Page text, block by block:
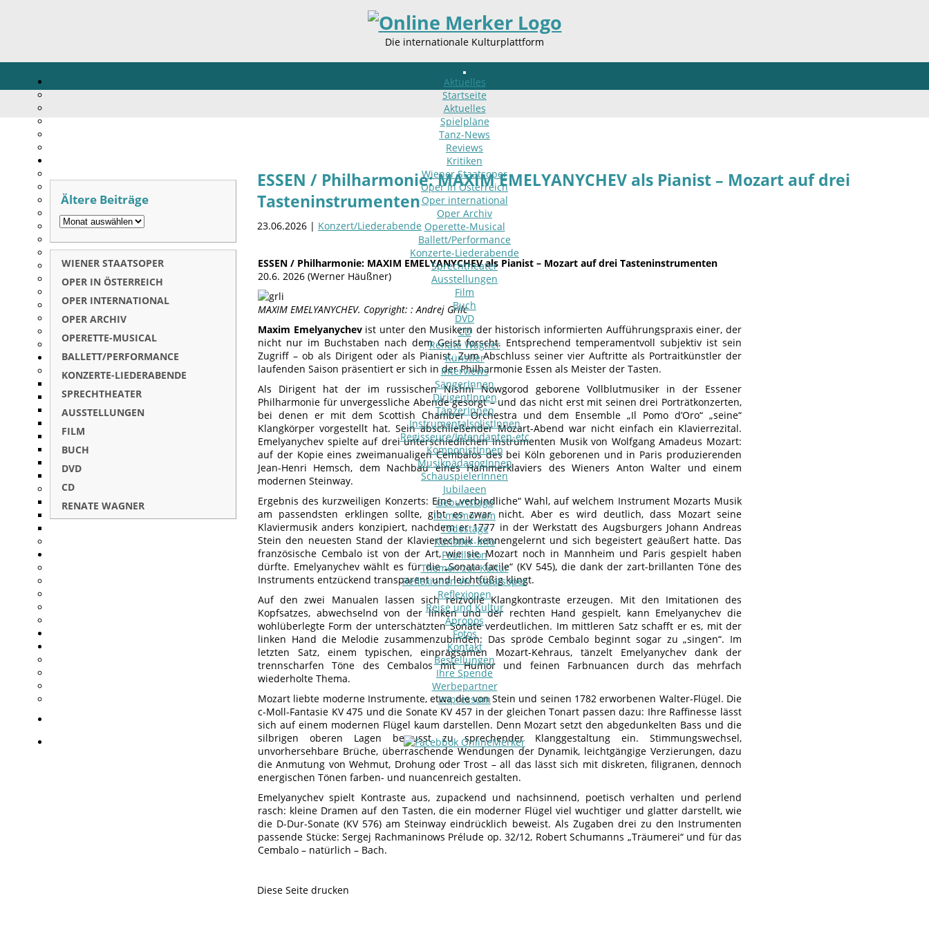
Die internationale Kulturplattform
Aktuelles
Startseite
Aktuelles
Spielpläne
Tanz-News
Reviews
Kritiken
Wiener Staatsoper
Oper in Österreich
Oper international
Oper Archiv
Operette-Musical
Ballett/Performance
Konzerte-Liederabende
Sprechtheater
Ausstellungen
Film
Buch
DVD
CD
Renate Wagner
Künstler
Interviews
SängerInnen
DirigentInnen
TänzerInnen
InstrumentalsolistInnen
Regisseure/Intendanten-etc
KomponistInnen
MusikpädagogInnen
SchauspielerInnen
Jubilaeen
Geburtstage
In memoriam
Todestage
Künstler-Info
Feuilleton
Themen zur Kultur
Reflexionen Wr. Staatsoper
Reflexionen
Reise und Kultur
Apropos
Fotos
Kontakt
Bestellungen
Ihre Spende
Werbepartner
Impressum
ESSEN / Philharmonie: MAXIM EMELYANYCHEV als Pianist – Mozart auf drei
Tasteninstrumenten
23.06.2026 | Konzert/Liederabende
ESSEN / Philharmonie: MAXIM EMELYANYCHEV als Pianist – Mozart auf drei Tasteninstrumenten
20.6. 2026 (Werner Häußner)
MAXIM EMELYANYCHEV. Copyright: : Andrej Grilc
Maxim Emelyanychevist unter den Musikern der historisch informierten Aufführungspraxis einer, der
nicht nur im Buchstaben nach dem Geist forscht. Entsprechend temperamentvoll subjektiv ist sein
Zugriff – ob als Dirigent oder als Pianist. Zum Abschluss seiner vier Auftritte als Portraitkünstler der
laufenden Saison präsentiert er sich in der Philharmonie Essen als Meister der Tasten.
Als Dirigent hat der im russischen Nishni Nowgorod geborene Vollblutmusiker in der Essener
Philharmonie für unvergessliche Abende gesorgt – und das nicht erst mit seinen drei Porträtkonzerten,
bei denen er mit dem Scottish Chamber Orchestra und dem Ensemble „Il Pomo d’Oro“ „seine“
Klangkörper vorgestellt hat. Sein abschließender Mozart-Abend war nicht einfach ein Klavierrezital.
Emelyanychev spielte auf drei unterschiedlichen Instrumenten Musik von Wolfgang Amadeus Mozart:
auf der Kopie eines zweimanualigen Cembalos des bei Köln geborenen und in Paris produzierenden
Jean-Henri Hemsch, dem Nachbau eines Hammerklaviers des Wieners Anton Walter und einem
modernen Steinway.
Ergebnis des kurzweiligen Konzerts: Eine „verbindliche“ Wahl, auf welchem Instrument Mozarts Musik
am passendsten erklingen sollte, gibt es zwar nicht. Aber es wird deutlich, dass Mozart seine
Klaviermusik anders konzipiert, nachdem er 1777 in der Werkstatt des Augsburgers Johann Andreas
Stein den neuesten Stand der Klaviertechnik kennengelernt und sich begeistert geäußert hatte. Das
französische Cembalo ist von der Art, wie sie Mozart noch in Mannheim und Paris gespielt haben
dürfte. Emelyanychev wählt es für die „Sonata facile“ (KV 545), die dank der zart-brillanten Töne des
Instruments entzückend transparent und leichtfüßig klingt.
Auf den zwei Manualen lassen sich reizvolle Klangkontraste erzeugen. Mit den Imitationen des
Kopfsatzes, abwechselnd von der linken und der rechten Hand gespielt, kann Emelyanychev die
wohlüberlegte Form der unterschätzten Sonate verdeutlichen. Im mittleren Satz schafft er es, mit der
linken Hand die Melodie zusammenzubinden: Das spröde Cembalo beginnt sogar zu „singen“. Im
letzten Satz, einem typischen, einprägsamen Mozart-Kehraus, tänzelt Emelyanychev dank der
trennscharfen Töne des Cembalos mit Humor und feinen Farbnuancen durch das mehrfach
wiederholte Thema.
Mozart liebte moderne Instrumente, etwa die von Stein und seinen 1782 erworbenen Walter-Flügel. Die
c-Moll-Fantasie KV 475 und die Sonate KV 457 in der gleichen Tonart passen dazu: Ihre Raffinesse lässt
sich auf einem modernen Flügel kaum darstellen. Denn Mozart setzt den abgedunkelten Bass und die
silbrigen oberen Lagen bewusst zu sprechender Klanggestaltung ein. Stimmungswechsel,
unvorhersehbare Brüche, überraschende Wendungen der Dynamik, leichtgängige Verzierungen, dazu
die Anmutung von Wehmut, Drohung oder Trost – all das lässt sich mit diskreten, filigranen, dennoch
energischen Tönen farben- und nuancenreich gestalten.
Emelyanychev spielt Kontraste aus, zupackend und nachsinnend, poetisch verhalten und perlend
rasch: kleine Dramen auf den Tasten, die ein moderner Flügel viel wuchtiger und glatter darstellt, wie
die D-Dur-Sonate (KV 576) am Steinway eindrücklich beweist. Als Zugaben drei zu den Instrumenten
passende Stücke: Sergej Rachmaninows Prélude op. 32/12, Robert Schumanns „Träumerei“ und für das
Cembalo – natürlich – Bach.
Diese Seite drucken
Ältere Beiträge
WIENER STAATSOPER
OPER IN ÖSTERREICH
OPER INTERNATIONAL
OPER ARCHIV
OPERETTE-MUSICAL
BALLETT/PERFORMANCE
KONZERTE-LIEDERABENDE
SPRECHTHEATER
AUSSTELLUNGEN
FILM
BUCH
DVD
CD
RENATE WAGNER